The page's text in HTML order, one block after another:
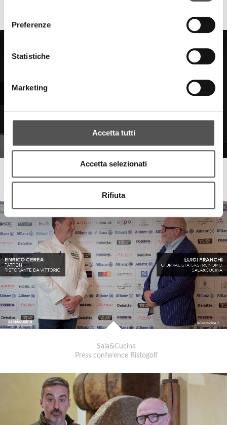
Preferenze
Statistiche
Marketing
Accetta tutti
Accetta selezionati
Rifiuta
Sala&Cucina
A Step in the Future
Sala&Cucina
Press conference Ristogolf